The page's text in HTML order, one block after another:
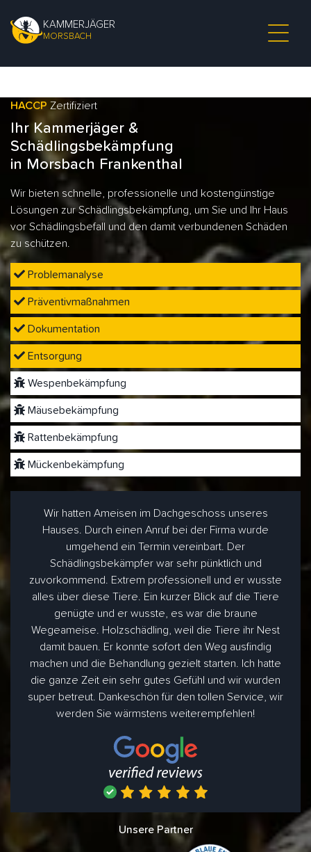
KAMMERJÄGER
MORSBACH
HACCP Zertifiziert
Ihr Kammerjäger &
Schädlingsbekämpfung
in Morsbach Frankenthal
Wir bieten schnelle, professionelle und kostengünstige
Lösungen zur Schädlingsbekämpfung, um Sie und Ihr Haus
vor Schädlingsbefall und den damit verbundenen Schäden
zu schützen.
Problemanalyse
Präventivmaßnahmen
Dokumentation
Entsorgung
Wespenbekämpfung
Mäusebekämpfung
Rattenbekämpfung
Mückenbekämpfung
Wir hatten Ameisen im Dachgeschoss unseres
Hauses. Durch einen Anruf bei der Firma wurde
umgehend ein Termin vereinbart. Der
Schädlingsbekämpfer war sehr pünktlich und
zuvorkommend. Extrem professionell und er wusste
alles über diese Tiere. Ein kurzer Blick auf die Tiere
genügte und er wusste, es war die braune
Wegeameise. Holzschädling, weil die Tiere ihr Nest
damit bauen. Er konnte sofort den Weg ausfindig
machen und die Behandlung gezielt starten. Ich hatte
die ganze Zeit ein sehr gutes Gefühl und wir wurden
super betreut. Dankeschön für den tollen Service, wir
werden Sie wärmstens weiterempfehlen!
Unsere Partner